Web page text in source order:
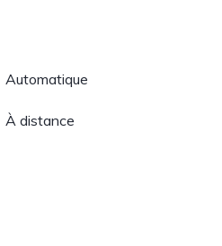
Automatique
À distance